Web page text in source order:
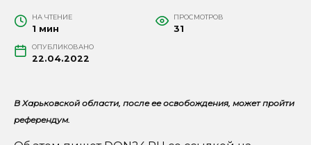
НА ЧТЕНИЕ
1 мин
ПРОСМОТРОВ
31
ОПУБЛИКОВАНО
22.04.2022
В Харьковской области, после ее освобождения, может пройти
референдум.